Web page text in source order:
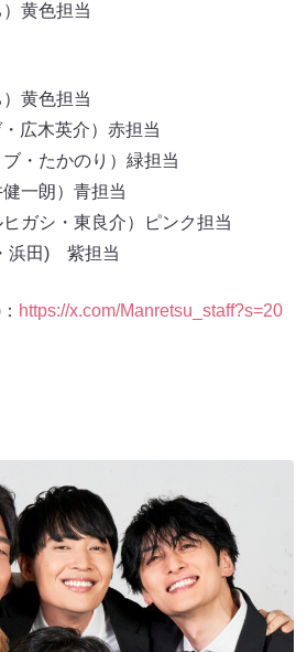
）黄色担当
）黄色担当
・広木英介）赤担当
ブ・たかのり）緑担当
健一朗）青担当
ヒガシ・東良介）ピンク担当
浜田) 紫担当
https://x.com/Manretsu_staff?s=20